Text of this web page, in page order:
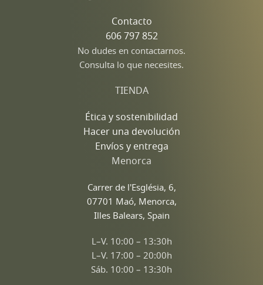
Contacto
606 797 852
No dudes en contactarnos.
Consulta lo que necesites.
TIENDA
Ética y sostenibilidad
Hacer una devolución
Envíos y entrega
Menorca
Carrer de l'Església, 6,
07701 Maó, Menorca,
Illes Balears, Spain
L–V. 10:00 – 13:30h
L–V. 17:00 – 20:00h
Sáb. 10:00 – 13:30h